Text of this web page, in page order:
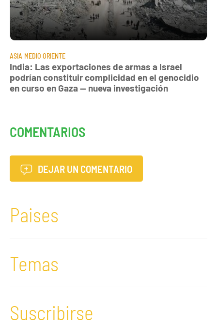
ASIA MEDIO ORIENTE
India: Las exportaciones de armas a Israel
podrían constituir complicidad en el genocidio
en curso en Gaza — nueva investigación
COMENTARIOS
DEJAR UN COMENTARIO
Paises
Temas
Suscribirse